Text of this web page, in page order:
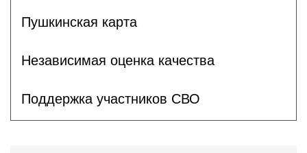
Пушкинская карта
Независимая оценка качества
Поддержка участников СВО